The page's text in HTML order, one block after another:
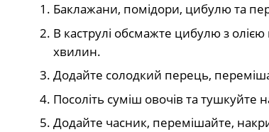
Баклажани, помідори, цибулю та
В каструлі обсмажте цибулю з
хвилин.
Додайте солодкий перець,
Посоліть суміш овочів та тушкуйте
Додайте часник, перемішайте,